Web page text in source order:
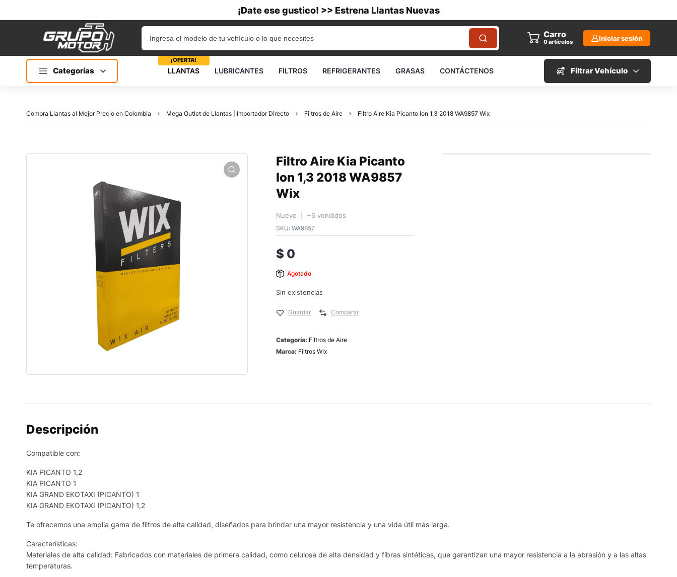
¡Date ese gustico! >> Estrena Llantas Nuevas
Carro
0artículos Iniciar sesión
Categorías LLANTAS
¡OFERTA!
LUBRICANTES FILTROS REFRIGERANTES GRASAS CONTÁCTENOS Filtrar Vehículo
Compra Llantas al Mejor Precio en Colombia Mega Outlet de Llantas | Importador Directo Filtros de Aire Filtro Aire Kia Picanto Ion 1,3 2018 WA9857 Wix
Filtro Aire Kia Picanto
Ion 1,3 2018 WA9857
Wix
Nuevo | +6 vendidos
SKU: WA9857
$ 0
Agotado
Sin existencias
Guardar Comparar
Categoría: Filtros de Aire
Marca: Filtros Wix
Descripción
Compatible con:
KIA PICANTO 1,2
KIA PICANTO 1
KIA GRAND EKOTAXI (PICANTO) 1
KIA GRAND EKOTAXI (PICANTO) 1,2
Te ofrecemos una amplia gama de filtros de alta calidad, diseñados para brindar una mayor resistencia y una vida útil más larga.
Características:
Materiales de alta calidad: Fabricados con materiales de primera calidad, como celulosa de alta densidad y fibras sintéticas, que garantizan una mayor resistencia a la abrasión y a las altas
temperaturas.